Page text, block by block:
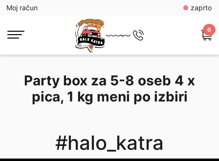
Moj račun zaprto
0
Party box za 5-8 oseb 4 x
pica, 1 kg meni po izbiri
#halo_katra